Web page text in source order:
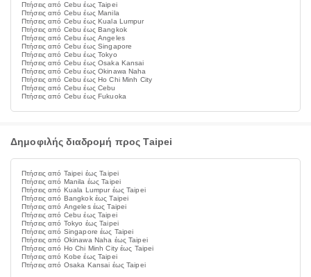
Πτήσεις από Cebu έως Taipei
Πτήσεις από Cebu έως Manila
Πτήσεις από Cebu έως Kuala Lumpur
Πτήσεις από Cebu έως Bangkok
Πτήσεις από Cebu έως Angeles
Πτήσεις από Cebu έως Singapore
Πτήσεις από Cebu έως Tokyo
Πτήσεις από Cebu έως Osaka Kansai
Πτήσεις από Cebu έως Okinawa Naha
Πτήσεις από Cebu έως Ho Chi Minh City
Πτήσεις από Cebu έως Cebu
Πτήσεις από Cebu έως Fukuoka
Δημοφιλής διαδρομή προς Taipei
Πτήσεις από Taipei έως Taipei
Πτήσεις από Manila έως Taipei
Πτήσεις από Kuala Lumpur έως Taipei
Πτήσεις από Bangkok έως Taipei
Πτήσεις από Angeles έως Taipei
Πτήσεις από Cebu έως Taipei
Πτήσεις από Tokyo έως Taipei
Πτήσεις από Singapore έως Taipei
Πτήσεις από Okinawa Naha έως Taipei
Πτήσεις από Ho Chi Minh City έως Taipei
Πτήσεις από Kobe έως Taipei
Πτήσεις από Osaka Kansai έως Taipei